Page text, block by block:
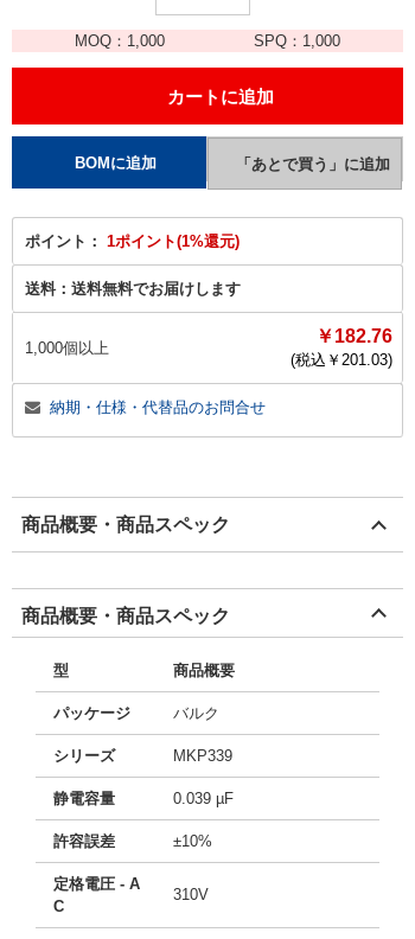
MOQ： 1,000 SPQ： 1,000
ポイント： 1ポイント(1%還元)
送料： 送料無料でお届けします
1,000個以上
￥182.76
(税込￥ 201.03)
納期・仕様・代替品のお問合せ
商品概要・商品スペック
商品概要・商品スペック
型 商品概要
パッケージ バルク
シリーズ MKP339
静電容量 0.039 µF
許容誤差 ±10%
定格電圧 - A
C
310V